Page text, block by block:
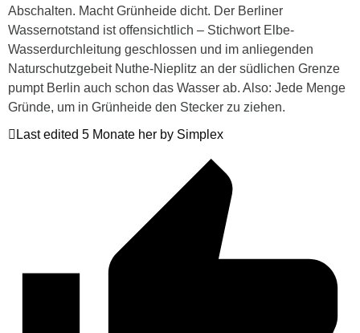
Abschalten. Macht Grünheide dicht. Der Berliner
Wassernotstand ist offensichtlich – Stichwort Elbe-
Wasserdurchleitung geschlossen und im anliegenden
Naturschutzgebeit Nuthe-Nieplitz an der südlichen Grenze
pumpt Berlin auch schon das Wasser ab. Also: Jede Menge
Gründe, um in Grünheide den Stecker zu ziehen.
Last edited 5 Monate her by Simplex